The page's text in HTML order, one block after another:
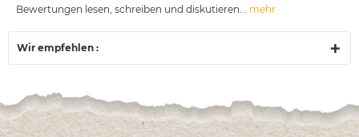
Bewertungen lesen, schreiben und diskutieren... mehr
Wir empfehlen :